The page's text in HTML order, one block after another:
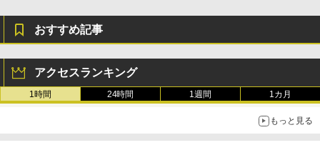
おすすめ記事
アクセスランキング
1時間 24時間 1週間 1カ月
もっと見る